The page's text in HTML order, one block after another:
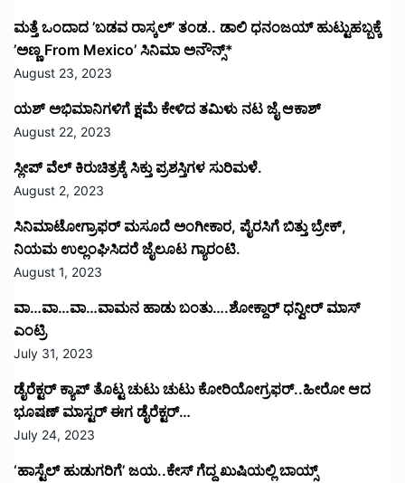
ಮತ್ತೆ ಒಂದಾದ ’ಬಡವ ರಾಸ್ಕಲ್’ ತಂಡ.. ಡಾಲಿ ಧನಂಜಯ್ ಹುಟ್ಟುಹಬ್ಬಕ್ಕೆ
’ಅಣ್ಣ From Mexico’ ಸಿನಿಮಾ ಅನೌನ್ಸ್*
August 23, 2023
ಯಶ್ ಅಭಿಮಾನಿಗಳಿಗೆ ಕ್ಷಮೆ ಕೇಳಿದ ತಮಿಳು ನಟ ಜೈ ಆಕಾಶ್
August 22, 2023
ಸ್ಲೀಪ್ ವೆಲ್ ಕಿರುಚಿತ್ರಕ್ಕೆ ಸಿಕ್ತು ಪ್ರಶಸ್ತಿಗಳ ಸುರಿಮಳೆ.
August 2, 2023
ಸಿನಿಮಾಟೋಗ್ರಾಫರ್ ಮಸೂದೆ ಅಂಗೀಕಾರ, ಪೈರಸಿಗೆ ಬಿತ್ತು ಬ್ರೇಕ್,
ನಿಯಮ ಉಲ್ಲಂಘಿಸಿದರೆ ಜೈಲೂಟ ಗ್ಯಾರಂಟಿ.
August 1, 2023
ವಾ…ವಾ…ವಾ…ವಾಮನ ಹಾಡು ಬಂತು….ಶೋಕ್ದಾರ್ ಧನ್ವೀರ್ ಮಾಸ್
ಎಂಟ್ರಿ
July 31, 2023
ಡೈರೆಕ್ಟರ್ ಕ್ಯಾಪ್ ತೊಟ್ಟ ಚುಟು ಚುಟು ಕೋರಿಯೋಗ್ರಫರ್..ಹೀರೋ ಆದ
ಭೂಷಣ್ ಮಾಸ್ಟರ್ ಈಗ ಡೈರೆಕ್ಟರ್…
July 24, 2023
‘ಹಾಸ್ಟೆಲ್ ಹುಡುಗರಿಗೆ’ ಜಯ..ಕೇಸ್ ಗೆದ್ದ ಖುಷಿಯಲ್ಲಿ ಬಾಯ್ಸ್